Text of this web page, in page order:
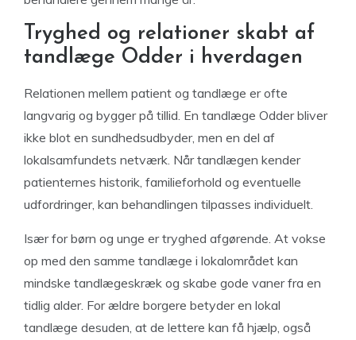
Tryghed og relationer skabt af
tandlæge Odder i hverdagen
Relationen mellem patient og tandlæge er ofte
langvarig og bygger på tillid. En tandlæge Odder bliver
ikke blot en sundhedsudbyder, men en del af
lokalsamfundets netværk. Når tandlægen kender
patienternes historik, familieforhold og eventuelle
udfordringer, kan behandlingen tilpasses individuelt.
Især for børn og unge er tryghed afgørende. At vokse
op med den samme tandlæge i lokalområdet kan
mindske tandlægeskræk og skabe gode vaner fra en
tidlig alder. For ældre borgere betyder en lokal
tandlæge desuden, at de lettere kan få hjælp, også